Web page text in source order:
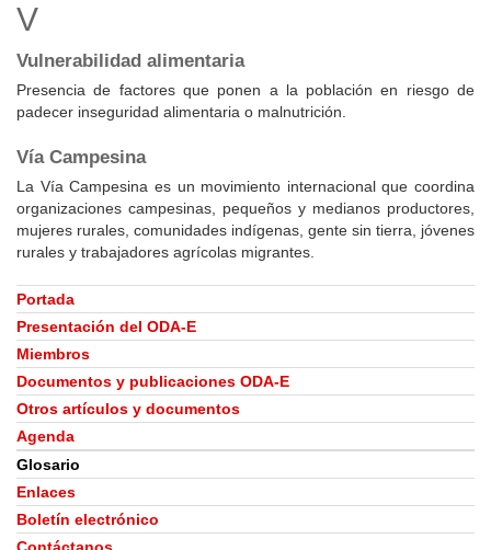
V
Vulnerabilidad alimentaria
Presencia de factores que ponen a la población en riesgo de
padecer inseguridad alimentaria o malnutrición.
Vía Campesina
La Vía Campesina es un movimiento internacional que coordina
organizaciones campesinas, pequeños y medianos productores,
mujeres rurales, comunidades indígenas, gente sin tierra, jóvenes
rurales y trabajadores agrícolas migrantes.
Portada
Presentación del ODA-E
Miembros
Documentos y publicaciones ODA-E
Otros artículos y documentos
Agenda
Glosario
Enlaces
Boletín electrónico